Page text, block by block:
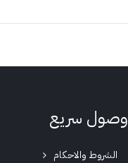
وصول سريع
الشروط والاحكام